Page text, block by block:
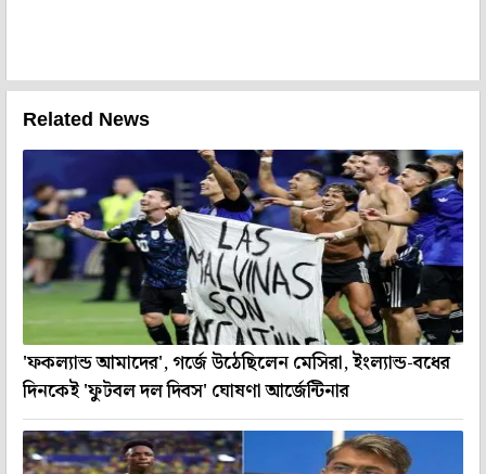
Related News
'ফকল্যান্ড আমাদের', গর্জে উঠেছিলেন মেসিরা, ইংল্যান্ড-বধের
দিনকেই 'ফুটবল দল দিবস' ঘোষণা আর্জেন্টিনার